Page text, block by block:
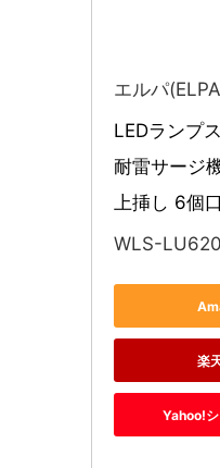
エルパ
LEDランプ
耐雷サージ
上挿し 6個
WLS-
楽
Yahoo!